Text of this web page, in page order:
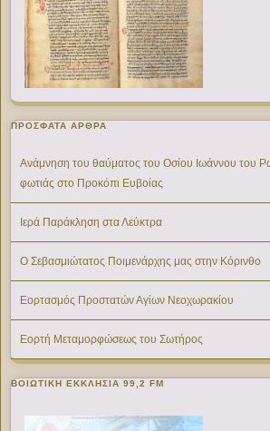
ΠΡΌΣΦΑΤΑ ΆΡΘΡΑ
Ανάμνηση του θαύματος του Οσίου Ιωάννου του
φωτιάς στο Προκόπι Ευβοίας
Ιερά Παράκληση στα Λεύκτρα
Ο Σεβασμιώτατος Ποιμενάρχης μας στην Κόρινθο
Εορτασμός Προστατών Αγίων Νεοχωρακίου
Εορτή Μεταμορφώσεως του Σωτήρος
ΒΟΙΩΤΙΚΉ ΕΚΚΛΗΣΊΑ 99,2 FM